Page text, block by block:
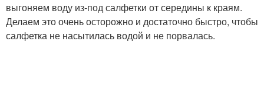
выгоняем воду из-под салфетки от середины к краям.
Делаем это очень осторожно и достаточно быстро, чтобы
салфетка не насытилась водой и не порвалась.